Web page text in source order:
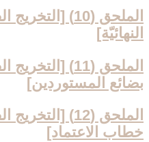
الملحق (10)
النهائيّة]
الملحق (11)
بضائع المستوردين‏]
الملحق (12)
خطاب الاعتماد]